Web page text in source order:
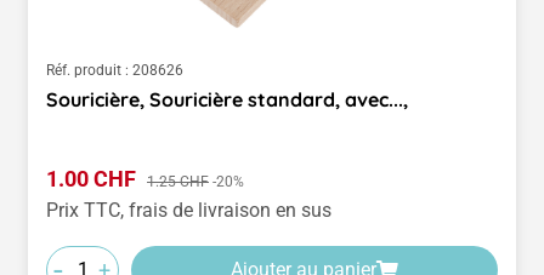
Réf. produit : 208626
Souricière, Souricière standard, avec...,
Prix de vente :
1.00 CHF Prix régulier :
1.25 CHF -20%
Prix TTC, frais de livraison en sus
+ Ajouter au panier